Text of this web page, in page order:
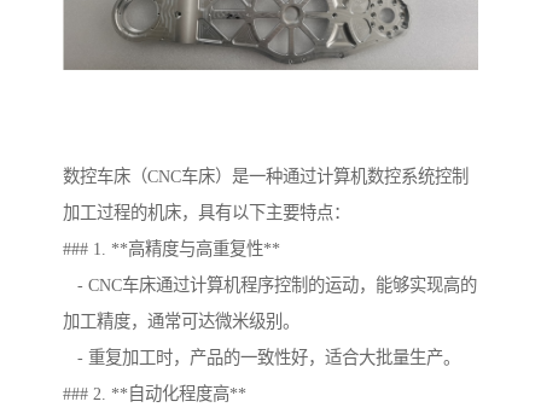
数控车床（CNC车床）是一种通过计算机数控系统控制
加工过程的机床，具有以下主要特点：
### 1. **高精度与高重复性**
- CNC车床通过计算机程序控制的运动，能够实现高的
加工精度，通常可达微米级别。
- 重复加工时，产品的一致性好，适合大批量生产。
### 2. **自动化程度高**